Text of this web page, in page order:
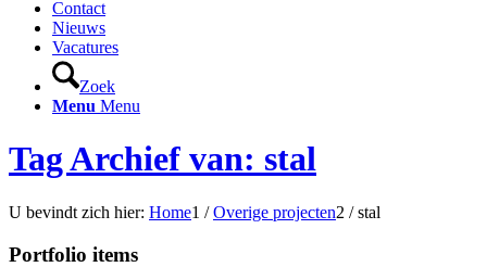
Contact
Nieuws
Vacatures
Zoek
Menu Menu
Tag Archief van: stal
U bevindt zich hier: Home1 / Overige projecten2 / stal
Portfolio items